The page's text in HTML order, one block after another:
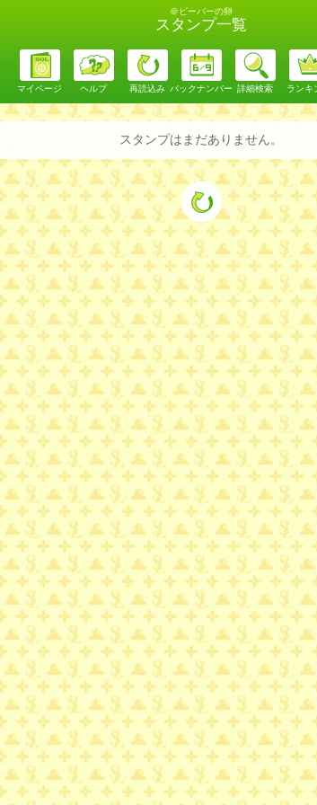
＠ビーバーの卵
スタンプ一覧
マイページ ヘルプ 再読込み バックナンバー 詳細検索 ランキ
スタンプはまだありません。